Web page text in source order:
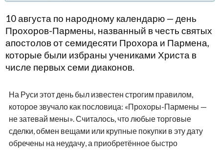
10 августа по народному календарю — день
Прохоров-Пармены, названный в честь святых
апостолов от семидесяти Прохора и Пармена,
которые были избраны учениками Христа в
числе первых семи диаконов.
На Руси этот день был известен строгим правилом,
которое звучало как пословица: «Прохоры-Пармены —
не затевай мены». Считалось, что любые торговые
сделки, обмен вещами или крупные покупки в эту дату
обречены на неудачу, а приобретённое быстро